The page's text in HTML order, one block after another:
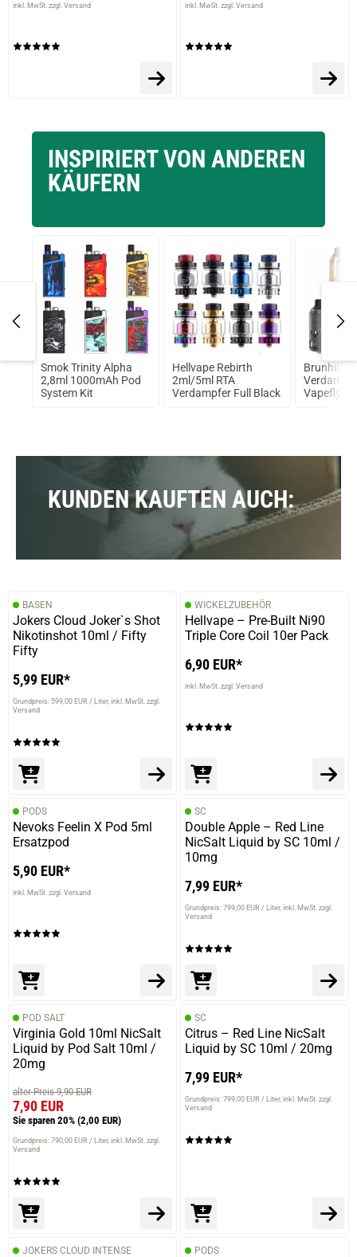
inkl. MwSt. zzgl. Versand inkl. MwSt. zzgl. Versand
INSPIRIERT VON ANDEREN
KÄUFERN
Smok Trinity Alpha
2,8ml 1000mAh Pod
System Kit
Hellvape Rebirth
2ml/5ml RTA
Verdampfer Full Black
Brunhilde
Vapefly &
KUNDEN KAUFTEN AUCH:
BASEN
Jokers Cloud Joker`s Shot
Nikotinshot 10ml / Fifty
Fifty
5,99 EUR*
Grundpreis: 599,00 EUR / Liter inkl. MwSt. zzgl.
Versand
WICKELZUBEHÖR
Hellvape – Pre-Built Ni90
Triple Core Coil 10er Pack
6,90 EUR*
inkl. MwSt. zzgl. Versand
PODS
Nevoks Feelin X Pod 5ml
Ersatzpod
5,90 EUR*
inkl. MwSt. zzgl. Versand
SC
Double Apple – Red Line
NicSalt Liquid by SC 10ml /
10mg
7,99 EUR*
Grundpreis: 799,00 EUR / Liter inkl. MwSt. zzgl.
Versand
POD SALT
Virginia Gold 10ml NicSalt
Liquid by Pod Salt 10ml /
20mg
alter Preis 9,90 EUR
7,90 EUR
Sie sparen 20% (2,00 EUR)
Grundpreis: 790,00 EUR / Liter inkl. MwSt. zzgl.
Versand
SC
Citrus – Red Line NicSalt
Liquid by SC 10ml / 20mg
7,99 EUR*
Grundpreis: 799,00 EUR / Liter inkl. MwSt. zzgl.
Versand
JOKERS CLOUD INTENSE PODS